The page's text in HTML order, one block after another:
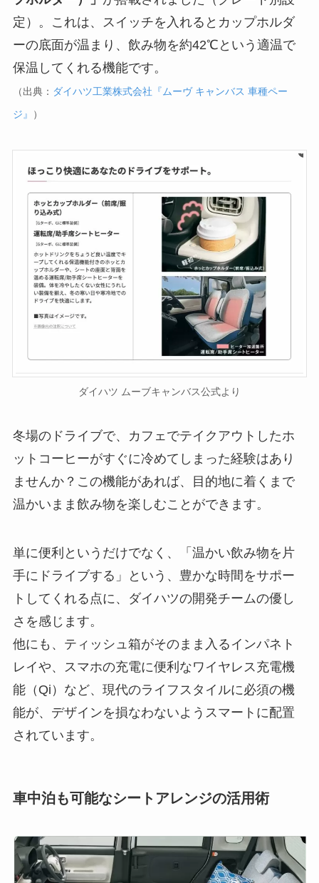
定）。これは、スイッチを入れるとカップホルダ
ーの底面が温まり、飲み物を約42℃という適温で
保温してくれる機能です。
（出典： ダイハツ工業株式会社『ムーヴ キャンバス 車種ペー
ジ』
）
ダイハツ ムーブキャンバス公式より
冬場のドライブで、カフェでテイクアウトしたホ
ットコーヒーがすぐに冷めてしまった経験はあり
ませんか？この機能があれば、目的地に着くまで
温かいまま飲み物を楽しむことができます。
単に便利というだけでなく、「温かい飲み物を片
手にドライブする」という、豊かな時間をサポー
トしてくれる点に、ダイハツの開発チームの優し
さを感じます。
他にも、ティッシュ箱がそのまま入るインパネト
レイや、スマホの充電に便利なワイヤレス充電機
能（Qi）など、現代のライフスタイルに必須の機
能が、デザインを損なわないようスマートに配置
されています。
車中泊も可能なシートアレンジの活用術